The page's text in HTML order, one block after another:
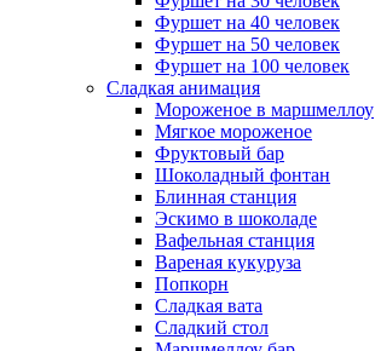
Фуршет на 40 человек
Фуршет на 50 человек
Фуршет на 100 человек
Сладкая анимация
Мороженое в маршмеллоу
Мягкое мороженое
Фруктовый бар
Шоколадный фонтан
Блинная станция
Эскимо в шоколаде
Вафельная станция
Вареная кукуруза
Попкорн
Сладкая вата
Сладкий стол